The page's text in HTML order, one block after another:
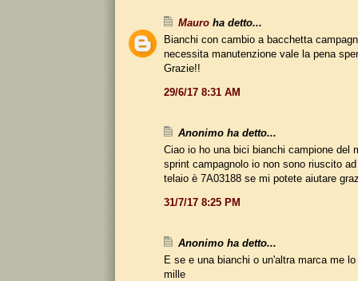
Mauro ha detto...
Bianchi con cambio a bacchetta
necessita manutenzione vale la pena
Grazie!!
29/6/17 8:31 AM
Anonimo ha detto...
Ciao io ho una bici bianchi campione del
sprint campagnolo io non sono riuscito
telaio è 7A03188 se mi potete aiutare
31/7/17 8:25 PM
Anonimo ha detto...
E se e una bianchi o un'altra marca me
mille